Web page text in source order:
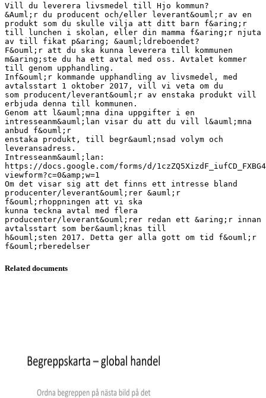
Vill du leverera livsmedel till Hjo kommun?
&Auml;r du producent och/eller leverant&ouml;r av en
produkt som du skulle vilja att ditt barn f&aring;r
till lunchen i skolan, eller din mamma f&aring;r njuta
av till fikat p&aring; &auml;ldreboendet?
F&ouml;r att du ska kunna leverera till kommunen
m&aring;ste du ha ett avtal med oss. Avtalet kommer
till genom upphandling.
Inf&ouml;r kommande upphandling av livsmedel, med
avtalsstart 1 oktober 2017, vill vi veta om du
som producent/leverant&ouml;r av enstaka produkt vill
erbjuda denna till kommunen.
Genom att l&auml;mna dina uppgifter i en
intresseanm&auml;lan visar du att du vill l&auml;mna
anbud f&ouml;r
enstaka produkt, till begr&auml;nsad volym och
leveransadress.
Intresseanm&auml;lan:
https://docs.google.com/forms/d/
viewform?c=0&amp;w=1
Om det visar sig att det finns ett intresse bland
producenter/leverant&ouml;rer &auml;r
f&ouml;rhoppningen att vi ska
kunna teckna avtal med flera
producenter/leverant&ouml;rer redan ett &aring;r innan
avtalsstart som ber&auml;knas till
h&ouml;sten 2017. Detta ger alla gott om tid f&ouml;r
Related documents